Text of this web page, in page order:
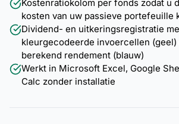
Kostenratiokolom per fonds zodat u
kosten van uw passieve portefeuille
Dividend- en uitkeringsregistratie
kleurgecodeerde invoercellen (geel)
berekend rendement (blauw)
Werkt in Microsoft Excel, Google
Calc zonder installatie